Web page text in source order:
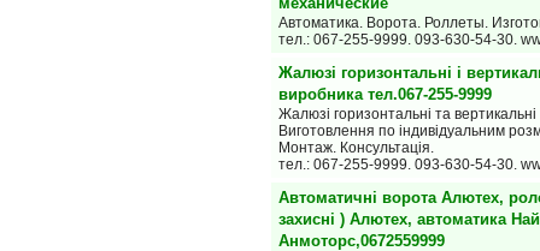
Автоматика. Ворота. Роллеты.
тел.: 067-255-9999. 093-630-54-30.
Жалюзі горизонтальні і
виробника тел.067-255-9999
Жалюзі горизонтальні та
Виготовлення по індивідуальним
Монтаж. Консультація.
тел.: 067-255-9999. 093-630-54-30.
Автоматичні ворота Алютех,
захисні ) Алютех, автоматика
Анмоторс,0672559999